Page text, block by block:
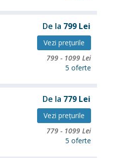
De la 799 Lei
Vezi preţurile
799 - 1099 Lei
5 oferte
De la 779 Lei
Vezi preţurile
779 - 1099 Lei
5 oferte